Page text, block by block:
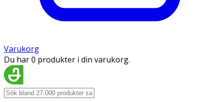
Varukorg
Du har 0 produkter i din varukorg.